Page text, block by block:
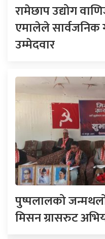
रामेछाप उद्योग
एमालेले
उम्मेदवार
पुष्पलालको
मिसन ग्रासरुट